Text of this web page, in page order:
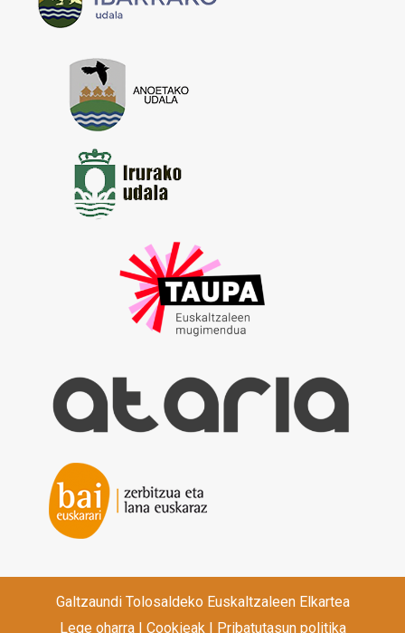
Galtzaundi Tolosaldeko Euskaltzaleen Elkartea
Lege oharra| Cookieak| Pribatutasun politika